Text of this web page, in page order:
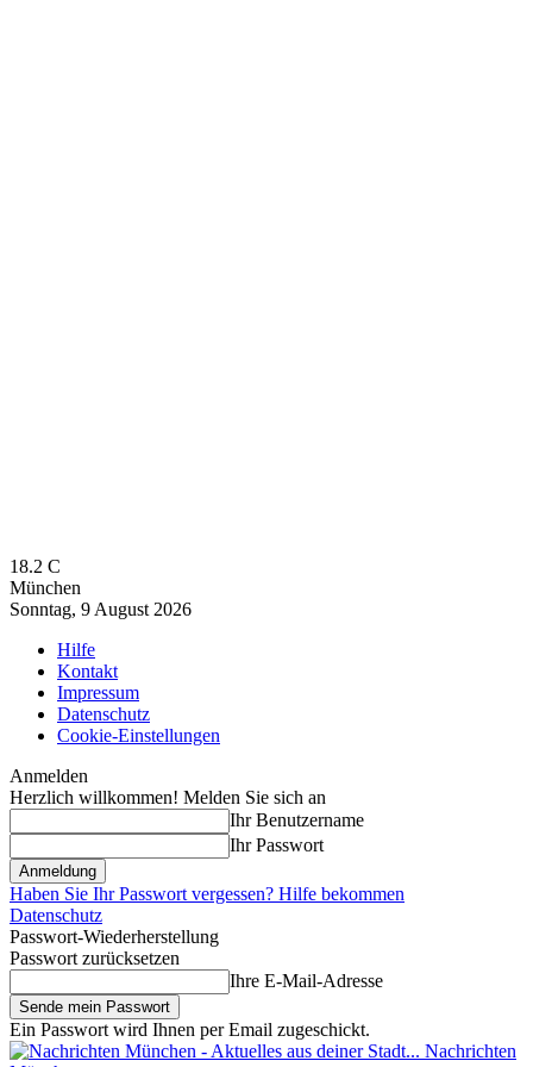
18.2 C
München
Sonntag, 9 August 2026
Hilfe
Kontakt
Impressum
Datenschutz
Cookie-Einstellungen
Anmelden
Herzlich willkommen! Melden Sie sich an
Ihr Benutzername
Ihr Passwort
Haben Sie Ihr Passwort vergessen? Hilfe bekommen
Datenschutz
Passwort-Wiederherstellung
Passwort zurücksetzen
Ihre E-Mail-Adresse
Ein Passwort wird Ihnen per Email zugeschickt.
Nachrichten